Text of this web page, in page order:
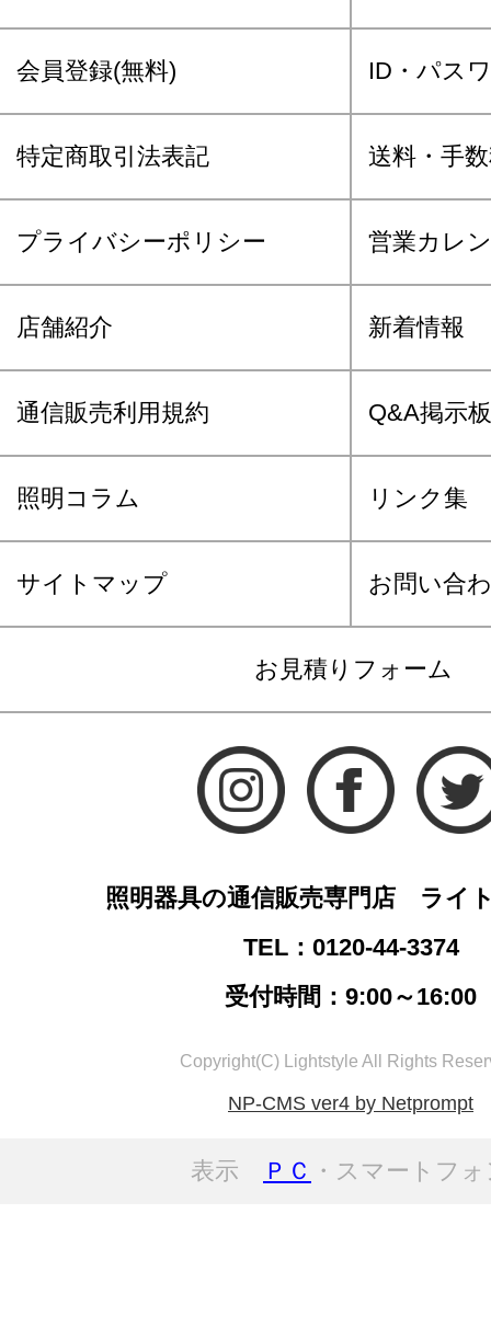
会員登録(無料) ID・パス
特定商取引法表記 送料・手
プライバシーポリシー 営業カレ
店舗紹介 新着情報
通信販売利用規約 Q&A掲示板
照明コラム リンク集
サイトマップ お問い合
お見積りフォーム
照明器具の通信販売専門店 ライ
TEL：0120-44-3374
受付時間：9:00～16:00
Copyright(C) Lightstyle All Rights
NP-CMS ver4 by Netprompt
表示 ＰＣ ・スマートフ